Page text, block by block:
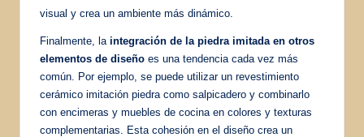
visual y crea un ambiente más dinámico.
Finalmente, la integración de la piedra imitada en otros
elementos de diseño es una tendencia cada vez más
común. Por ejemplo, se puede utilizar un revestimiento
cerámico imitación piedra como salpicadero y combinarlo
con encimeras y muebles de cocina en colores y texturas
complementarias. Esta cohesión en el diseño crea un